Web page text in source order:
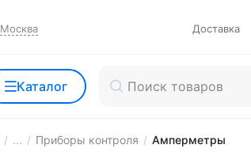
Москва Доставка
Каталог
/ ... / Приборы контроля / Амперметры